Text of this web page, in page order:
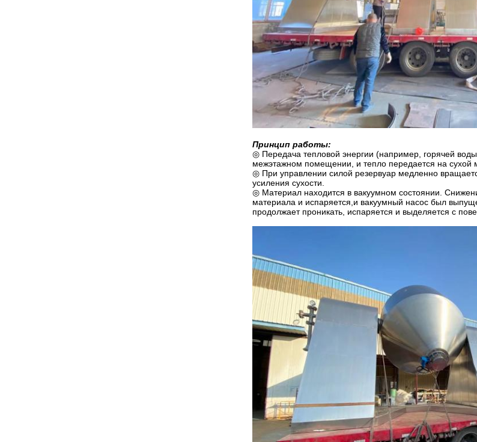
Принцип работы:
◎ Передача тепловой энергии (например, горячей
межэтажном помещении, и тепло передается на сухой
◎ При управлении силой резервуар медленно
усиления сухости.
◎ Материал находится в вакуумном состоянии.
материала и испаряется,и вакуумный насос был
продолжает проникать, испаряется и выделяется с